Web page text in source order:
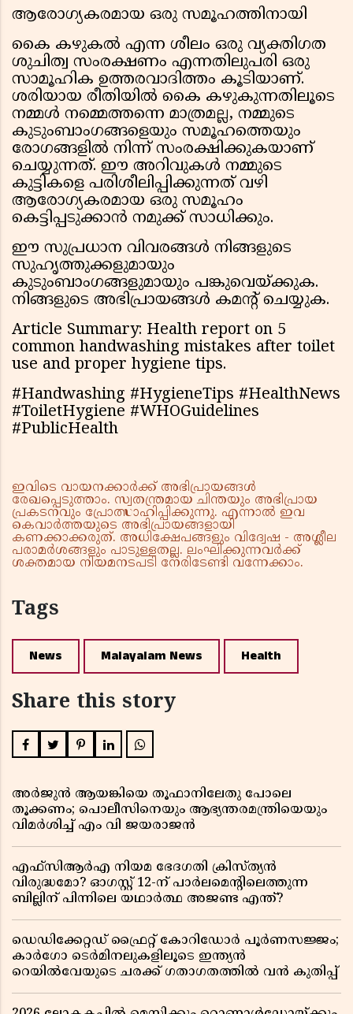
ആരോഗ്യകരമായ ഒരു സമൂഹത്തിനായി
കൈ കഴുകൽ എന്ന ശീലം ഒരു വ്യക്തിഗത
ശുചിത്വ സംരക്ഷണം എന്നതിലുപരി ഒരു
സാമൂഹിക ഉത്തരവാദിത്തം കൂടിയാണ്.
ശരിയായ രീതിയിൽ കൈ കഴുകുന്നതിലൂടെ
നമ്മൾ നമ്മെത്തന്നെ മാത്രമല്ല, നമ്മുടെ
കുടുംബാംഗങ്ങളെയും സമൂഹത്തെയും
രോഗങ്ങളിൽ നിന്ന് സംരക്ഷിക്കുകയാണ്
ചെയ്യുന്നത്. ഈ അറിവുകൾ നമ്മുടെ
കുട്ടികളെ പരിശീലിപ്പിക്കുന്നത് വഴി
ആരോഗ്യകരമായ ഒരു സമൂഹം
കെട്ടിപ്പടുക്കാൻ നമുക്ക് സാധിക്കും.
ഈ സുപ്രധാന വിവരങ്ങൾ നിങ്ങളുടെ
സുഹൃത്തുക്കളുമായും
കുടുംബാംഗങ്ങളുമായും പങ്കുവെയ്ക്കുക.
നിങ്ങളുടെ അഭിപ്രായങ്ങൾ കമന്റ് ചെയ്യുക.
Article Summary: Health report on 5
common handwashing mistakes after toilet
use and proper hygiene tips.
#Handwashing #HygieneTips #HealthNews
#ToiletHygiene #WHOGuidelines
#PublicHealth
ഇവിടെ വായനക്കാർക്ക് അഭിപ്രായങ്ങൾ
രേഖപ്പെടുത്താം. സ്വതന്ത്രമായ ചിന്തയും അഭിപ്രായ
പ്രകടനവും പ്രോത്സാഹിപ്പിക്കുന്നു. എന്നാൽ ഇവ
കെവാർത്തയുടെ അഭിപ്രായങ്ങളായി
കണക്കാക്കരുത്. അധിക്ഷേപങ്ങളും വിദ്വേഷ - അശ്ലീല
പരാമർശങ്ങളും പാടുള്ളതല്ല. ലംഘിക്കുന്നവർക്ക്
ശക്തമായ നിയമനടപടി നേരിടേണ്ടി വന്നേക്കാം.
Tags
News Malayalam News Health
Share this story
അർജുൻ ആയങ്കിയെ തൂഫാനിലേതു പോലെ
തൂക്കണം; പൊലീസിനെയും ആഭ്യന്തരമന്ത്രിയെയും
വിമർശിച്ച് എം വി ജയരാജൻ
എഫ്സിആർഎ നിയമ ഭേദഗതി ക്രിസ്ത്യൻ
വിരുദ്ധമോ? ഓഗസ്റ്റ് 12-ന് പാർലമെന്റിലെത്തുന്ന
ബില്ലിന് പിന്നിലെ യഥാർത്ഥ അജണ്ട എന്ത്?
ഡെഡിക്കേറ്റഡ് ഫ്രൈറ്റ് കോറിഡോർ പൂർണസജ്ജം;
കാർഗോ ടെർമിനലുകളിലൂടെ ഇന്ത്യൻ
റെയിൽവേയുടെ ചരക്ക് ഗതാഗതത്തിൽ വൻ കുതിപ്പ്